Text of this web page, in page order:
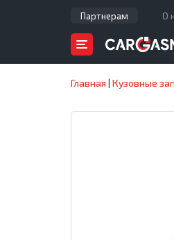
Партнерам О
Главная | Кузовные